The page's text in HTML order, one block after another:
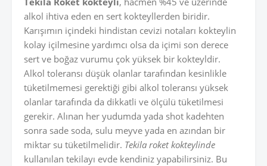
alkol ihtiva eden en sert kokteyllerden biridir.
Karışımın içindeki hindistan cevizi notaları kokteylin
kolay içilmesine yardımcı olsa da içimi son derece
sert ve boğaz vurumu çok yüksek bir kokteyldir.
Alkol toleransı düşük olanlar tarafından kesinlikle
tüketilmemesi gerektiği gibi alkol toleransı yüksek
olanlar tarafında da dikkatli ve ölçülü tüketilmesi
gerekir. Alınan her yudumda yada shot kadehten
sonra sade soda, sulu meyve yada en azından bir
miktar su tüketilmelidir. Tekila roket kokteylinde
kullanılan tekilayı evde kendiniz yapabilirsiniz. Bu